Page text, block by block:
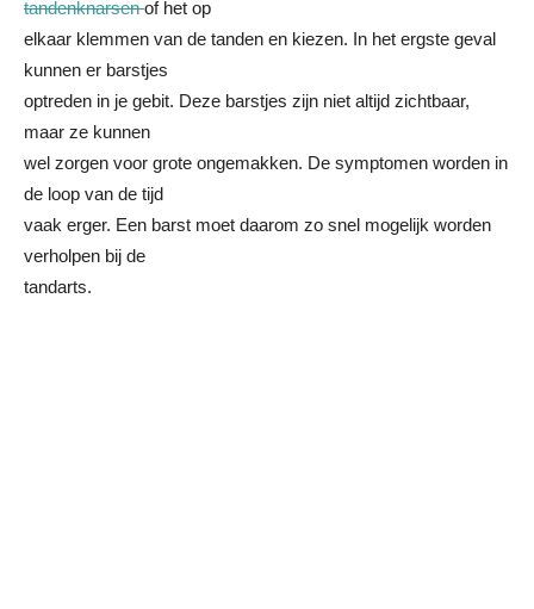
tandenknarsenof het op
elkaar klemmen van de tanden en kiezen. In het ergste geval
kunnen er barstjes
optreden in je gebit. Deze barstjes zijn niet altijd zichtbaar,
maar ze kunnen
wel zorgen voor grote ongemakken. De symptomen worden in
de loop van de tijd
vaak erger. Een barst moet daarom zo snel mogelijk worden
verholpen bij de
tandarts.